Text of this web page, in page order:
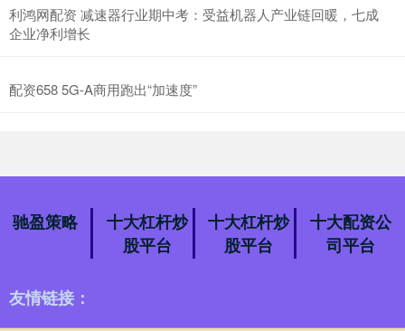
利鸿网配资 减速器行业期中考：受益机器人产业链回暖，七成
企业净利增长
配资658 5G-A商用跑出“加速度”
驰盈策略
十大杠杆炒
股平台
十大杠杆炒
股平台
十大配资公
司平台
友情链接：